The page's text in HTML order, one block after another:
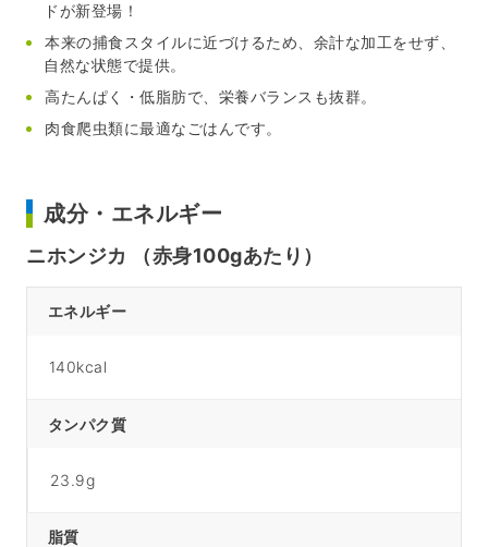
ドが新登場！
本来の捕食スタイルに近づけるため、余計な加工をせず、
自然な状態で提供。
高たんぱく・低脂肪で、栄養バランスも抜群。
肉食爬虫類に最適なごはんです。
成分・エネルギー
ニホンジカ （赤身100gあたり）
エネルギー
140kcal
タンパク質
23.9g
脂質